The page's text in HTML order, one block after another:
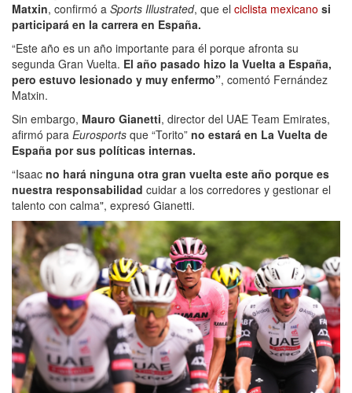
Matxin, confirmó a Sports Illustrated, que el ciclista mexicano si
participará en la carrera en España.
“Este año es un año importante para él porque afronta su
segunda Gran Vuelta. El año pasado hizo la Vuelta a España,
pero estuvo lesionado y muy enfermo”, comentó Fernández
Matxin.
Sin embargo, Mauro Gianetti, director del UAE Team Emirates,
afirmó para Eurosports que “Torito” no estará en La Vuelta de
España por sus políticas internas.
“Isaac no hará ninguna otra gran vuelta este año porque es
nuestra responsabilidad cuidar a los corredores y gestionar el
talento con calma", expresó Gianetti.